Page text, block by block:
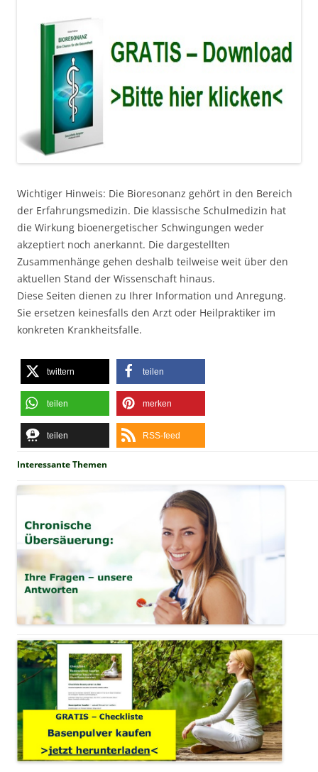
Wichtiger Hinweis: Die Bioresonanz gehört in den Bereich
der Erfahrungsmedizin. Die klassische Schulmedizin hat
die Wirkung bioenergetischer Schwingungen weder
akzeptiert noch anerkannt. Die dargestellten
Zusammenhänge gehen deshalb teilweise weit über den
aktuellen Stand der Wissenschaft hinaus.
Diese Seiten dienen zu Ihrer Information und Anregung.
Sie ersetzen keinesfalls den Arzt oder Heilpraktiker im
konkreten Krankheitsfalle.
twittern teilen
teilen merken
teilen RSS-feed
Interessante Themen